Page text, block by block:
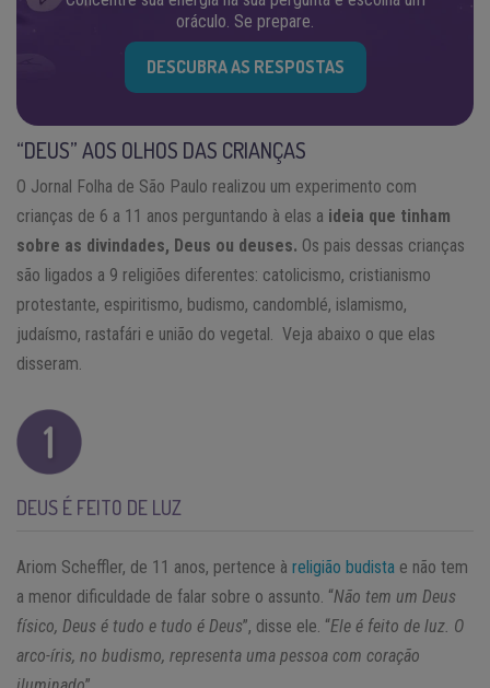
oráculo. Se prepare.
DESCUBRA AS RESPOSTAS
“DEUS” AOS OLHOS DAS CRIANÇAS
O Jornal Folha de São Paulo realizou um experimento com
crianças de 6 a 11 anos perguntando à elas a ideia que tinham
sobre as divindades, Deus ou deuses. Os pais dessas crianças
são ligados a 9 religiões diferentes: catolicismo, cristianismo
protestante, espiritismo, budismo, candomblé, islamismo,
judaísmo, rastafári e união do vegetal. Veja abaixo o que elas
disseram.
DEUS É FEITO DE LUZ
Ariom Scheffler, de 11 anos, pertence à religião budista e não tem
a menor dificuldade de falar sobre o assunto. “Não tem um Deus
físico, Deus é tudo e tudo é Deus”, disse ele. “Ele é feito de luz. O
arco-íris, no budismo, representa uma pessoa com coração